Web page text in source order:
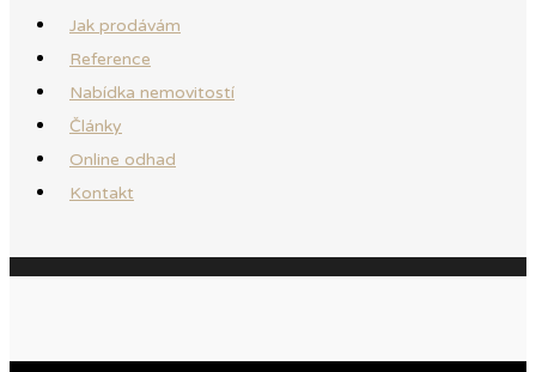
Jak prodávám
Reference
Nabídka nemovitostí
Články
Online odhad
Kontakt